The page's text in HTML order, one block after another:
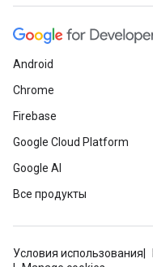
Android
Chrome
Firebase
Google Cloud Platform
Google AI
Все продукты
Условия использования